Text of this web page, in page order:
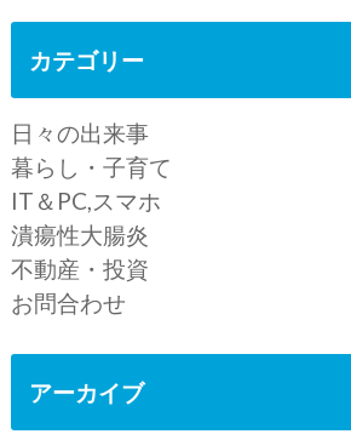
カテゴリー
日々の出来事
暮らし・子育て
IT＆PC,スマホ
潰瘍性大腸炎
不動産・投資
お問合わせ
アーカイブ